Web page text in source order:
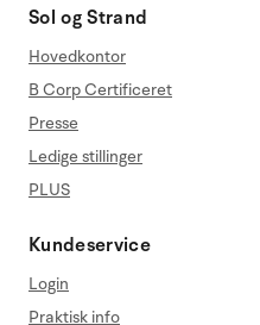
Sol og Strand
Hovedkontor
B Corp Certificeret
Presse
Ledige stillinger
PLUS
Kundeservice
Login
Praktisk info